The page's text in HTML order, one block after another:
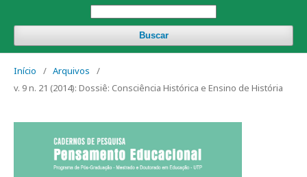
Buscar
Início / Arquivos
/
v. 9 n. 21 (2014): Dossiê: Consciência Histórica e Ensino de História